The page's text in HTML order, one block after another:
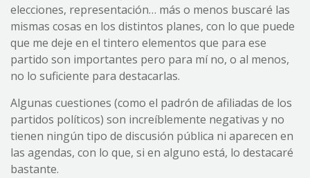
elecciones, representación… más o menos buscaré las
mismas cosas en los distintos planes, con lo que puede
que me deje en el tintero elementos que para ese
partido son importantes pero para mí no, o al menos,
no lo suficiente para destacarlas.
Algunas cuestiones (como el padrón de afiliadas de los
partidos políticos) son increíblemente negativas y no
tienen ningún tipo de discusión pública ni aparecen en
las agendas, con lo que, si en alguno está, lo destacaré
bastante.